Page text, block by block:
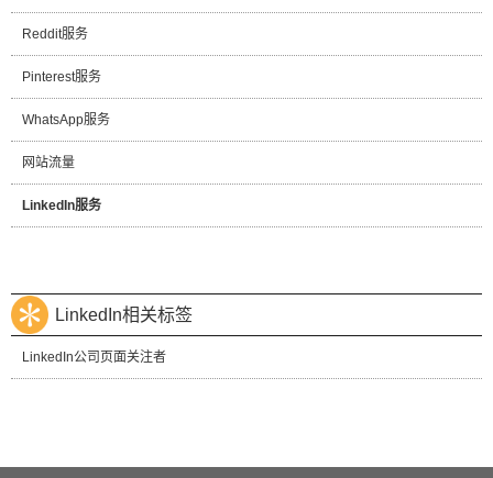
Reddit服务
Pinterest服务
WhatsApp服务
网站流量
LinkedIn服务
LinkedIn相关标签
LinkedIn公司页面关注者